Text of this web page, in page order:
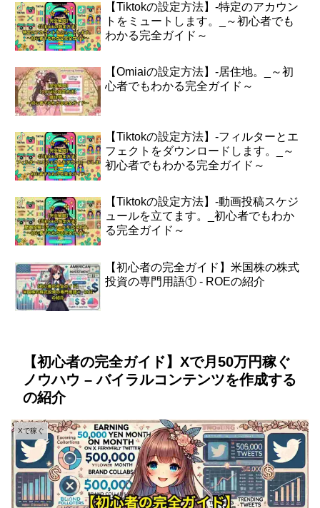
【Tiktokの設定方法】-特定のアカウン
トをミュートします。_～初心者でも
わかる完全ガイド～
【Omiaiの設定方法】-居住地。_～初
心者でもわかる完全ガイド～
【Tiktokの設定方法】-フィルターとエ
フェクトをダウンロードします。_～
初心者でもわかる完全ガイド～
【Tiktokの設定方法】-動画投稿スケジ
ュールを立てます。_初心者でもわか
る完全ガイド～
【初心者の完全ガイド】米国株の株式
投資の専門用語① - ROEの紹介
【初心者の完全ガイド】Xで月50万円稼ぐ
ノウハウ – バイラルコンテンツを作成する
の紹介
Xで稼ぐ